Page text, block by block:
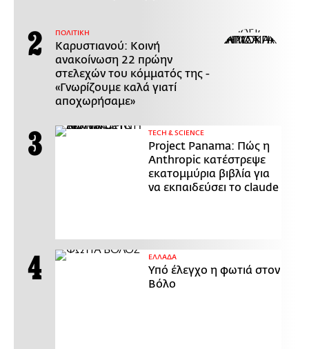
ΠΟΛΙΤΙΚΗ
Καρυστιανού: Κοινή
ανακοίνωση 22 πρώην
στελεχών του κόμματός της -
«Γνωρίζουμε καλά γιατί
αποχωρήσαμε»
ΤECH & SCIENCE
Project Panama: Πώς η
Anthropic κατέστρεψε
εκατομμύρια βιβλία για
να εκπαιδεύσει το claude
ΕΛΛΑΔΑ
Υπό έλεγχο η φωτιά στον
Βόλο